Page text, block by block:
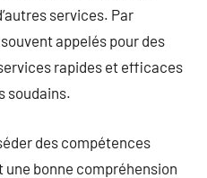
services. Par
appelés pour des
rapides et efficaces
soudains.
des compétences
bonne compréhension